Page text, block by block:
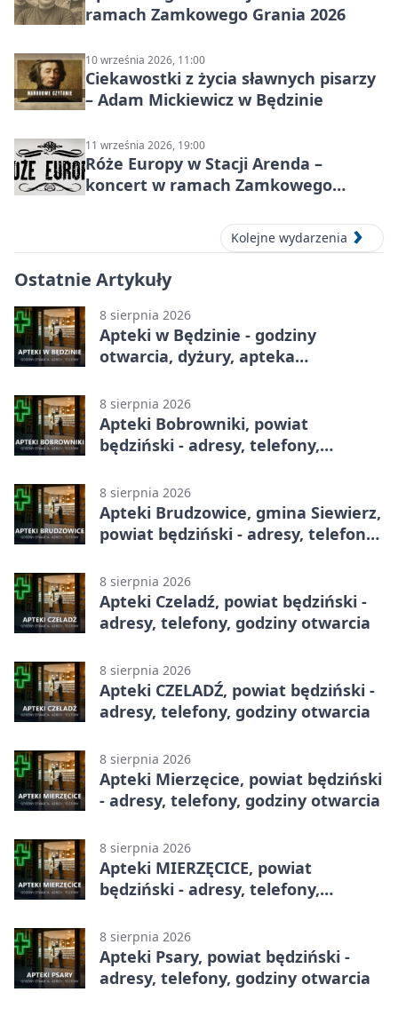
ramach Zamkowego Grania 2026
10 września 2026, 11:00
Ciekawostki z życia sławnych pisarzy
– Adam Mickiewicz w Będzinie
11 września 2026, 19:00
Róże Europy w Stacji Arenda –
koncert w ramach Zamkowego
Kolejne wydarzenia
Ostatnie Artykuły
8 sierpnia 2026
Apteki w Będzinie - godziny
otwarcia, dyżury, apteka
8 sierpnia 2026
Apteki Bobrowniki, powiat
będziński - adresy, telefony,
8 sierpnia 2026
Apteki Brudzowice, gmina Siewierz,
powiat będziński - adresy, telefony,
8 sierpnia 2026
Apteki Czeladź, powiat będziński -
adresy, telefony, godziny otwarcia
8 sierpnia 2026
Apteki CZELADŹ, powiat będziński -
adresy, telefony, godziny otwarcia
8 sierpnia 2026
Apteki Mierzęcice, powiat będziński
- adresy, telefony, godziny otwarcia
8 sierpnia 2026
Apteki MIERZĘCICE, powiat
będziński - adresy, telefony,
8 sierpnia 2026
Apteki Psary, powiat będziński -
adresy, telefony, godziny otwarcia